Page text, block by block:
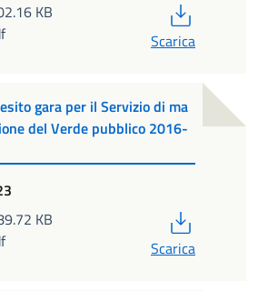
KB
Scarica
gara per il Servizio di ma
del Verde pubblico 2016-
KB
Scarica